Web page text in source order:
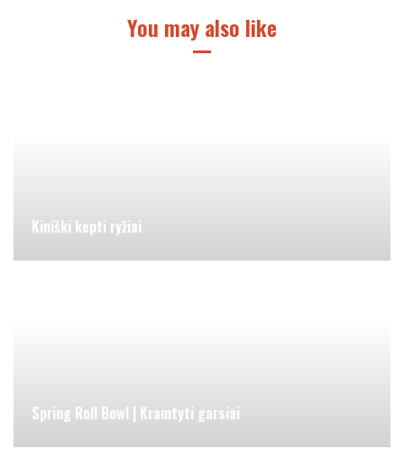
You may also like
Kiniški kepti ryžiai
Spring Roll Bowl | Kramtyti garsiai